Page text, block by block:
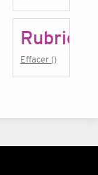
Rubrique
Effacer ()